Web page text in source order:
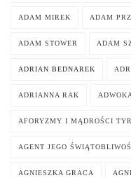
ADAM MIREK ADAM
ADAM STOWER ADAM
ADRIAN BEDNAREK
ADRIANNA RAK
AFORYZMY I MĄDROŚCI
AGENT JEGO
AGNIESZKA GRACA